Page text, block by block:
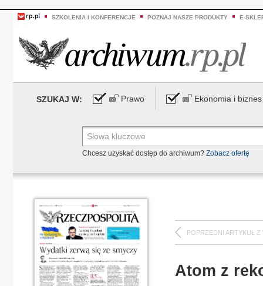
SZKOLENIA I KONFERENCJE POZNAJ NASZE PRODUKTY E-
SZUKAJ W: Prawo Ekonomia i biznes
Chcesz uzyskać dostęp do archiwum? Zobacz ofertę
POPRZEDNI ARTYKUŁ Z
Atom z